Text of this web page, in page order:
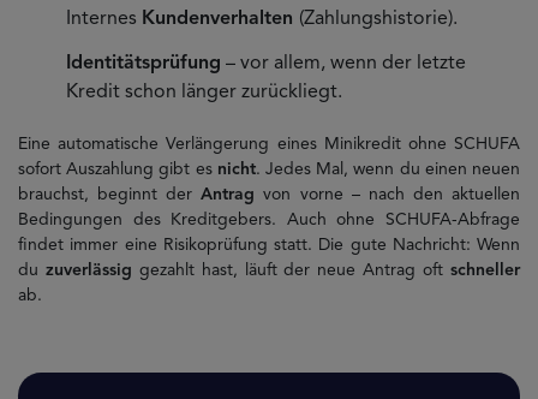
Internes Kundenverhalten (Zahlungshistorie).
Identitätsprüfung – vor allem, wenn der letzte
Kredit schon länger zurückliegt.
Eine automatische Verlängerung eines Minikredit ohne SCHUFA
sofort Auszahlung gibt es nicht. Jedes Mal, wenn du einen neuen
brauchst, beginnt derAntragvon vorne – nach den aktuellen
Bedingungen des Kreditgebers. Auch ohne SCHUFA-Abfrage
findet immer eine Risikoprüfung statt. Die gute Nachricht: Wenn
du zuverlässig gezahlt hast, läuft der neue Antrag oftschneller
ab.